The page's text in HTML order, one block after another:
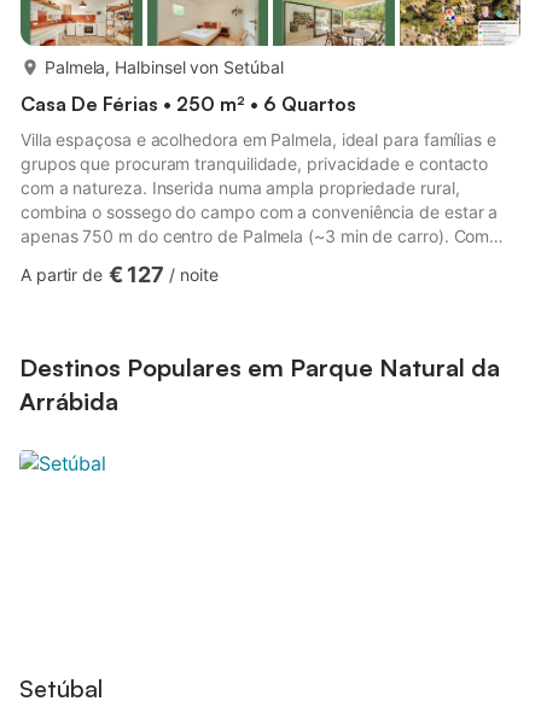
Palmela, Halbinsel von Setúbal
Casa De Férias • 250 m² • 6 Quartos
Villa espaçosa e acolhedora em Palmela, ideal para famílias e
grupos que procuram tranquilidade, privacidade e contacto
com a natureza. Inserida numa ampla propriedade rural,
combina o sossego do campo com a conveniência de estar a
apenas 750 m do centro de Palmela (~3 min de carro). Com
oferece conforto e independência para todos os hóspedes. ✨ O
inesquecível aos seus hóspedes. O espaço A villa é composta
por diferentes ed...
A partir de € 127 / noite
Destinos Populares em Parque Natural da
Arrábida
Setúbal